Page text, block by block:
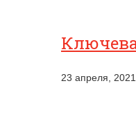
23 апреля, 2021